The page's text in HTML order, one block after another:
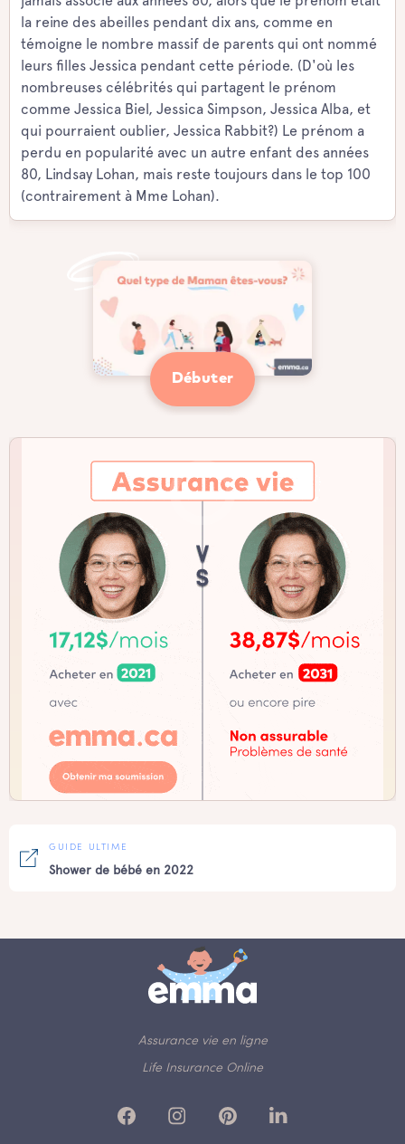
la reine des abeilles pendant dix ans, comme en
témoigne le nombre massif de parents qui ont nommé
leurs filles Jessica pendant cette période. (D'où les
nombreuses célébrités qui partagent le prénom
comme Jessica Biel, Jessica Simpson, Jessica Alba, et
qui pourraient oublier, Jessica Rabbit?) Le prénom a
perdu en popularité avec un autre enfant des années
80, Lindsay Lohan, mais reste toujours dans le top 100
(contrairement à Mme Lohan).
Débuter
GUIDE ULTIME
Shower de bébé en 2022
Assurance vie en ligne
Life Insurance Online